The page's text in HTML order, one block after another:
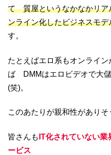
て 質屋というなかなかリア
ンライン化したビジネスモ
す。
たとえばエロ系もオンライ
ば DMMはエロビデオで大
(笑)。
このあたりが親和性がありそ
皆さんも IT化されていない
ービス